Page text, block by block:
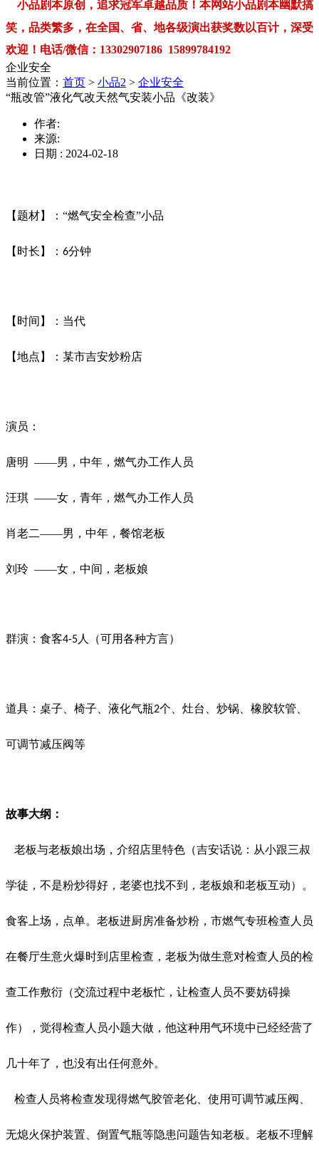
小品剧本原创，追求冠军卓越品质！本网站小品剧本幽默搞
笑，品类繁多，在全国、省、地各级演出获奖数以百计，深受
欢迎！电话/微信：13302907186 15899784192
企业安全
当前位置： 首页 > 小品2 > 企业安全
“瓶改管”液化气改天然气安装小品《改装》
作者:
来源:
日期 : 2024-02-18
【题材】： “燃气安全检查”小品
【时长】： 6分钟
【时间】：当代
【地点】：某市吉安炒粉店
演员：
唐明 ——男，中年，燃气办工作人员
汪琪 ——女，青年，燃气办工作人员
肖老二——男，中年，餐馆老板
刘玲 ——女，中间，老板娘
群演：食客4-5人（可用各种方言）
道具：桌子、椅子、液化气瓶2个、灶台、炒锅、橡胶软管、
可调节减压阀等
故事大纲：
老板与老板娘出场，介绍店里特色（吉安话说：从小跟三叔
学徒，不是粉炒得好，老婆也找不到，老板娘和老板互动）。
食客上场，点单。老板进厨房准备炒粉，市燃气专班检查人员
在餐厅生意火爆时到店里检查，老板为做生意对检查人员的检
查工作敷衍（交流过程中老板忙，让检查人员不要妨碍操
作），觉得检查人员小题大做，他这种用气环境中已经经营了
几十年了，也没有出任何意外。
检查人员将检查发现得燃气胶管老化、使用可调节减压阀、
无熄火保护装置、倒置气瓶等隐患问题告知老板。老板不理解